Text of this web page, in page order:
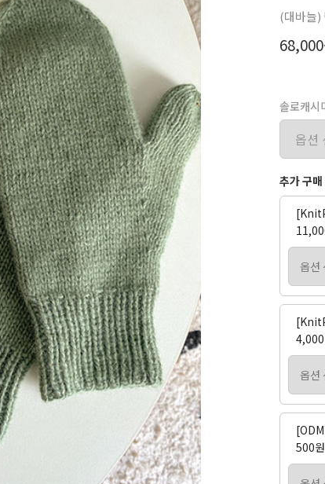
(대바늘)
솔로캐시
추가 구
500원